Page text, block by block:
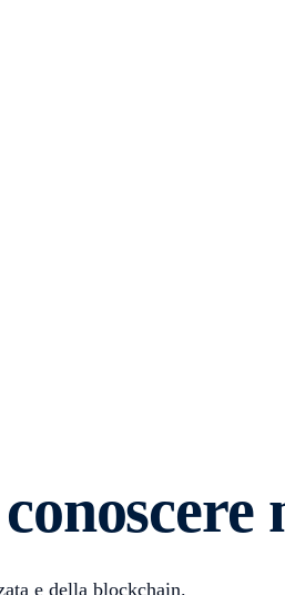
e della blockchain.